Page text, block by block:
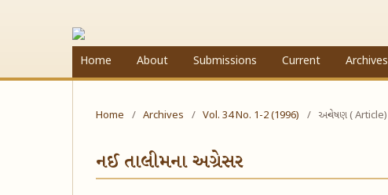
Home About Submissions Current Archives
Home / Archives / Vol. 34 No. 1-2 (1996) / અન્વેષણ ( Article)
નઈ તાલીમના અગ્રેસર